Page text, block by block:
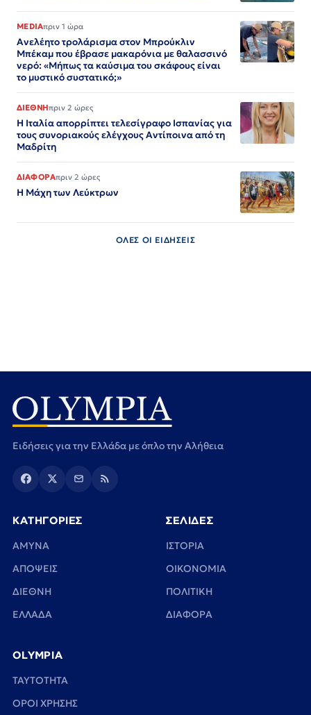
MEDIAπριν 1 ώρα
Ανελέητο τρολάρισμα στον Μπρούκλιν
Μπέκαμ που έβρασε μακαρόνια με θαλασσινό
νερό: «Μήπως τα καύσιμα του σκάφους είναι
το μυστικό συστατικό;»
ΔΙΕΘΝΗπριν 2 ώρες
Η Ιταλία απορρίπτει τελεσίγραφο Ισπανίας για
τους συνοριακούς ελέγχους Αντίποινα από τη
Μαδρίτη
ΔΙΑΦΟΡΑπριν 2 ώρες
Η Μάχη των Λεύκτρων
ΟΛΕΣ ΟΙ ΕΙΔΗΣΕΙΣ
Ειδήσεις για την Ελλάδα με όπλο την Αλήθεια
ΚΑΤΗΓΟΡΙΕΣ
ΑΜΥΝΑ
ΑΠΟΨΕΙΣ
ΔΙΕΘΝΗ
ΕΛΛΑΔΑ
ΣΕΛΙΔΕΣ
ΙΣΤΟΡΙΑ
ΟΙΚΟΝΟΜΙΑ
ΠΟΛΙΤΙΚΗ
ΔΙΑΦΟΡΑ
OLYMPIA
TAYTOTHTA
ΟΡΟΙ ΧΡΗΣΗΣ